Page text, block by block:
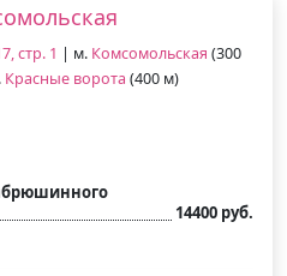
стр. 1 | м. Комсомольская (300
Красные ворота (400 м)
14400 руб.